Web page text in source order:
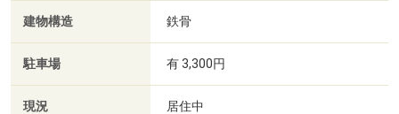
建物構造 鉄骨
駐車場 有 3,300円
現況 居住中